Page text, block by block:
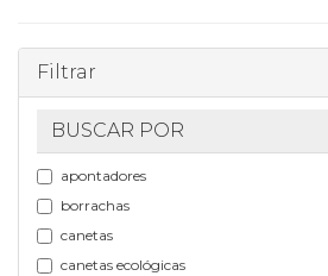
Filtrar
BUSCAR POR
apontadores
borrachas
canetas
canetas ecológicas